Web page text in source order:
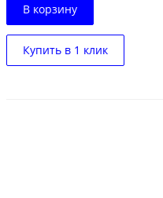
В корзину
Купить в 1 клик